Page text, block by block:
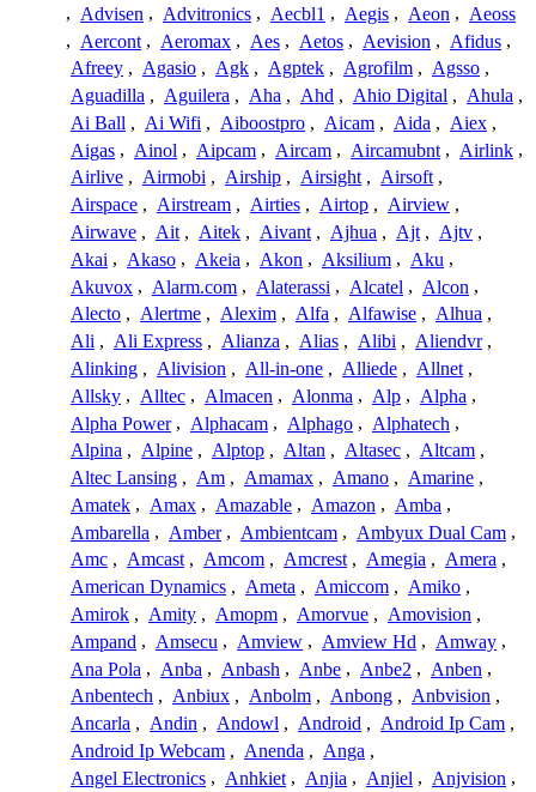
, Advisen , Advitronics , Aecbl1 , Aegis , Aeon , Aeoss
, Aercont , Aeromax , Aes , Aetos , Aevision , Afidus ,
Afreey , Agasio , Agk , Agptek , Agrofilm , Agsso ,
Aguadilla , Aguilera , Aha , Ahd , Ahio Digital , Ahula ,
Ai Ball , Ai Wifi , Aiboostpro , Aicam , Aida , Aiex ,
Aigas , Ainol , Aipcam , Aircam , Aircamubnt , Airlink ,
Airlive , Airmobi , Airship , Airsight , Airsoft ,
Airspace , Airstream , Airties , Airtop , Airview ,
Airwave , Ait , Aitek , Aivant , Ajhua , Ajt , Ajtv ,
Akai , Akaso , Akeia , Akon , Aksilium , Aku ,
Akuvox , Alarm.com , Alaterassi , Alcatel , Alcon ,
Alecto , Alertme , Alexim , Alfa , Alfawise , Alhua ,
Ali , Ali Express , Alianza , Alias , Alibi , Aliendvr ,
Alinking , Alivision , All-in-one , Alliede , Allnet ,
Allsky , Alltec , Almacen , Alonma , Alp , Alpha ,
Alpha Power , Alphacam , Alphago , Alphatech ,
Alpina , Alpine , Alptop , Altan , Altasec , Altcam ,
Altec Lansing , Am , Amamax , Amano , Amarine ,
Amatek , Amax , Amazable , Amazon , Amba ,
Ambarella , Amber , Ambientcam , Ambyux Dual Cam ,
Amc , Amcast , Amcom , Amcrest , Amegia , Amera ,
American Dynamics , Ameta , Amiccom , Amiko ,
Amirok , Amity , Amopm , Amorvue , Amovision ,
Ampand , Amsecu , Amview , Amview Hd , Amway ,
Ana Pola , Anba , Anbash , Anbe , Anbe2 , Anben ,
Anbentech , Anbiux , Anbolm , Anbong , Anbvision ,
Ancarla , Andin , Andowl , Android , Android Ip Cam ,
Android Ip Webcam , Anenda , Anga ,
Angel Electronics , Anhkiet , Anjia , Anjiel , Anjvision ,